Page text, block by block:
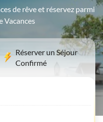
de rêve et réservez parmi
Vacances
Réserver un Séjour
Confirmé